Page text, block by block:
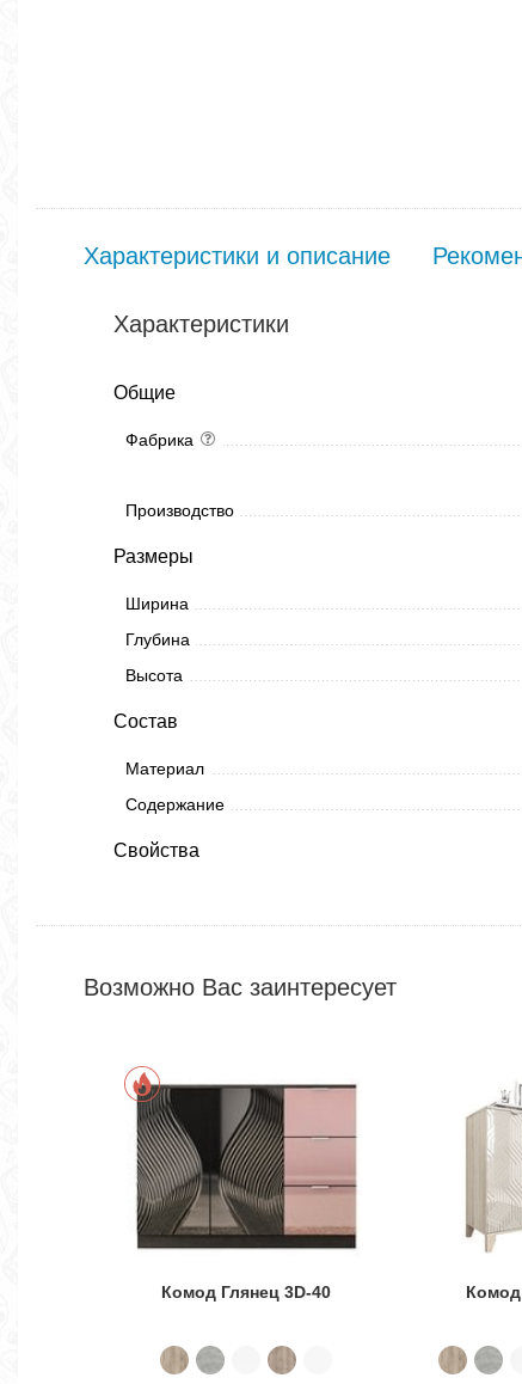
Характеристики и описание
Характеристики
Общие
Фабрика
Производство
Размеры
Ширина
Глубина
Высота
Состав
Материал
Содержание
Свойства
Возможно Вас заинтересует
Комод Глянец 3D-40